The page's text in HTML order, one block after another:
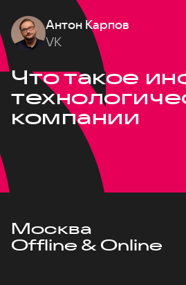
Антон Карпов
VK
Что такое
компании
Москва
Offline & Online